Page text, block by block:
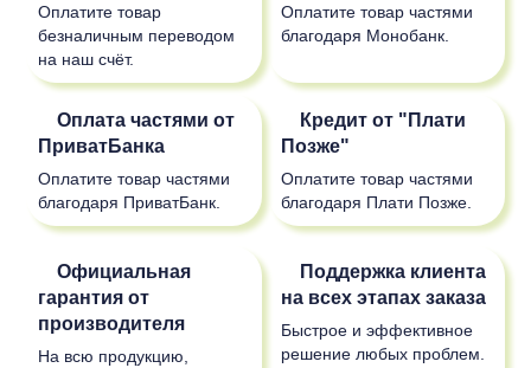
Оплатите товар
безналичным переводом
на наш счёт.
Оплатите товар частями
благодаря Монобанк.
Оплата частями от
ПриватБанка
Оплатите товар частями
благодаря ПриватБанк.
Кредит от "Плати
Позже"
Оплатите товар частями
благодаря Плати Позже.
Официальная
гарантия от
производителя
На всю продукцию,
Поддержка клиента
на всех этапах заказа
Быстрое и эффективное
решение любых проблем.